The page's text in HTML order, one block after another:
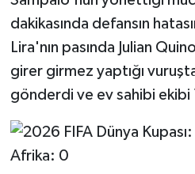
dakikasında defansın
Lira'nın pasında Julian
girer girmez yaptığı
gönderdi ve ev sahibi